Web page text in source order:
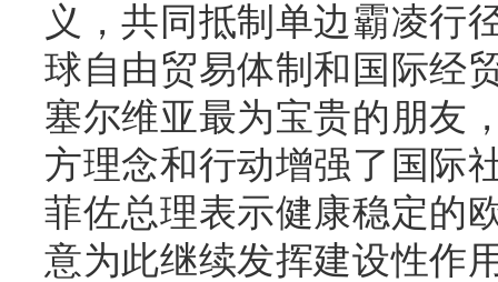
义，共同抵制单边霸凌行
球自由贸易体制和国际经
塞尔维亚最为宝贵的朋友
方理念和行动增强了国际
菲佐总理表示健康稳定的
意为此继续发挥建设性作